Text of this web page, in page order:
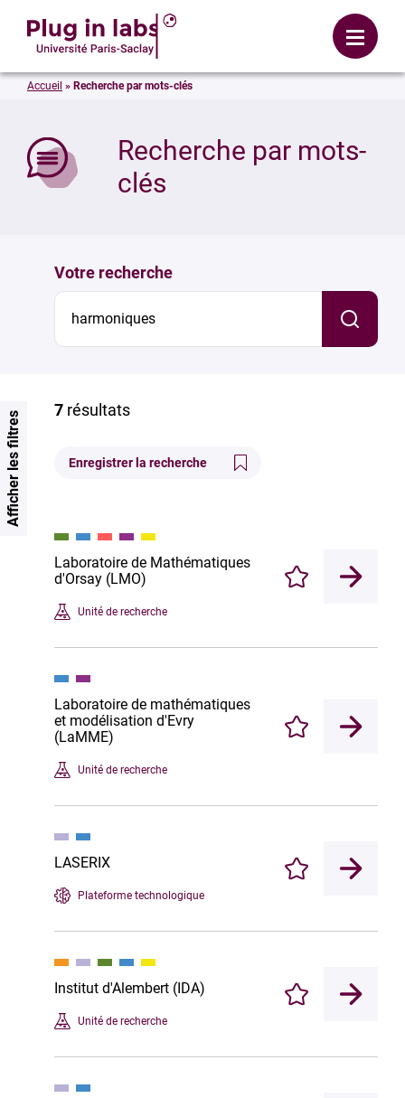
Menu
Recherche par mots-
clés
Accueil » Recherche par mots-clés
Votre recherche
7 résultats
Enregistrer la recherche
Laboratoire de Mathématiques
d'Orsay (LMO)
Unité de recherche
Enregistrer
Laboratoire de mathématiques
et modélisation d'Evry
(LaMME)
Unité de recherche
Enregistrer
LASERIX
Plateforme technologique
Enregistrer
Institut d'Alembert (IDA)
Unité de recherche
Enregistrer
Afficher les filtres